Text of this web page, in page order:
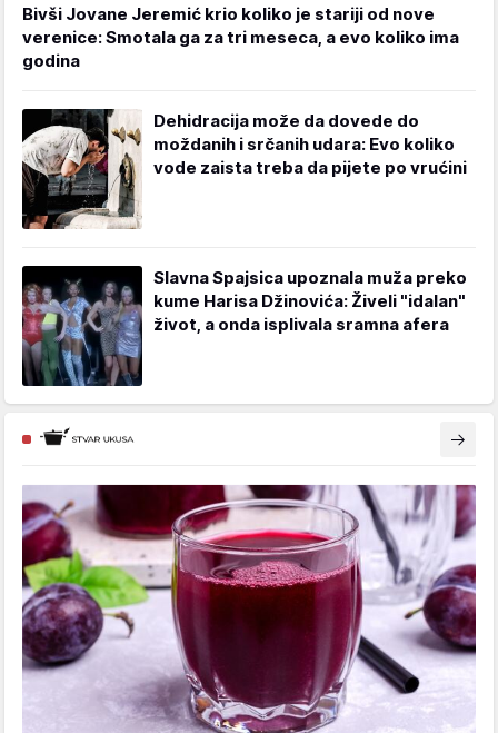
Bivši Jovane Jeremić krio koliko je stariji od nove
verenice: Smotala ga za tri meseca, a evo koliko ima
godina
Dehidracija može da dovede do
moždanih i srčanih udara: Evo koliko
vode zaista treba da pijete po vrućini
Slavna Spajsica upoznala muža preko
kume Harisa Džinovića: Živeli "idalan"
život, a onda isplivala sramna afera